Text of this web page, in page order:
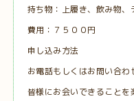
持ち物：上履き、飲み物、
費用：７５００円
申し込み方法
お電話もしくはお問い合わ
皆様にお会いできることを